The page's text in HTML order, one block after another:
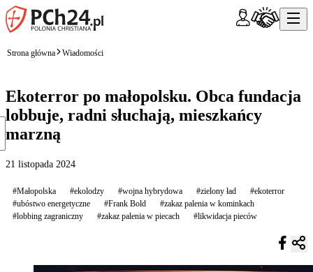
Strona główna Wiadomości
Ekoterror po małopolsku. Obca fundacja
lobbuje, radni słuchają, mieszkańcy
marzną
21 listopada 2024
#Małopolska #ekolodzy #wojna hybrydowa #zielony ład
#ekoterror
#ubóstwo energetyczne
#Frank Bold
#zakaz palenia w kominkach
#lobbing zagraniczny
#zakaz palenia w piecach #likwidacja pieców